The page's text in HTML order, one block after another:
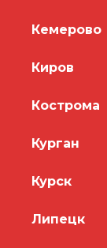
Кемерово
Киров
Кострома
Курган
Курск
Липецк